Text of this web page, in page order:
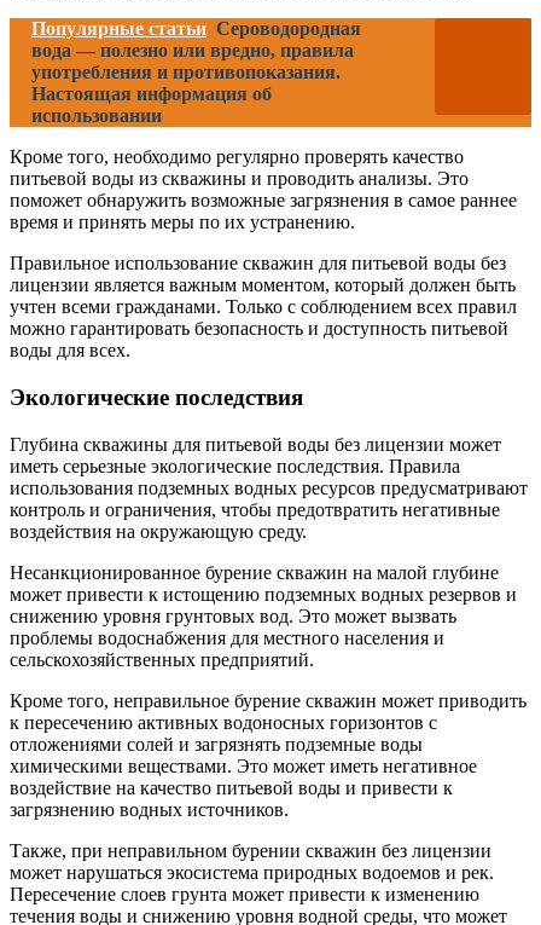
Популярные статьи Сероводородная
вода — полезно или вредно, правила
употребления и противопоказания.
Настоящая информация об
использовании
Кроме того, необходимо регулярно проверять качество
питьевой воды из скважины и проводить анализы. Это
поможет обнаружить возможные загрязнения в самое раннее
время и принять меры по их устранению.
Правильное использование скважин для питьевой воды без
лицензии является важным моментом, который должен быть
учтен всеми гражданами. Только с соблюдением всех правил
можно гарантировать безопасность и доступность питьевой
воды для всех.
Экологические последствия
Глубина скважины для питьевой воды без лицензии может
иметь серьезные экологические последствия. Правила
использования подземных водных ресурсов предусматривают
контроль и ограничения, чтобы предотвратить негативные
воздействия на окружающую среду.
Несанкционированное бурение скважин на малой глубине
может привести к истощению подземных водных резервов и
снижению уровня грунтовых вод. Это может вызвать
проблемы водоснабжения для местного населения и
сельскохозяйственных предприятий.
Кроме того, неправильное бурение скважин может приводить
к пересечению активных водоносных горизонтов с
отложениями солей и загрязнять подземные воды
химическими веществами. Это может иметь негативное
воздействие на качество питьевой воды и привести к
загрязнению водных источников.
Также, при неправильном бурении скважин без лицензии
может нарушаться экосистема природных водоемов и рек.
Пересечение слоев грунта может привести к изменению
течения воды и снижению уровня водной среды, что может